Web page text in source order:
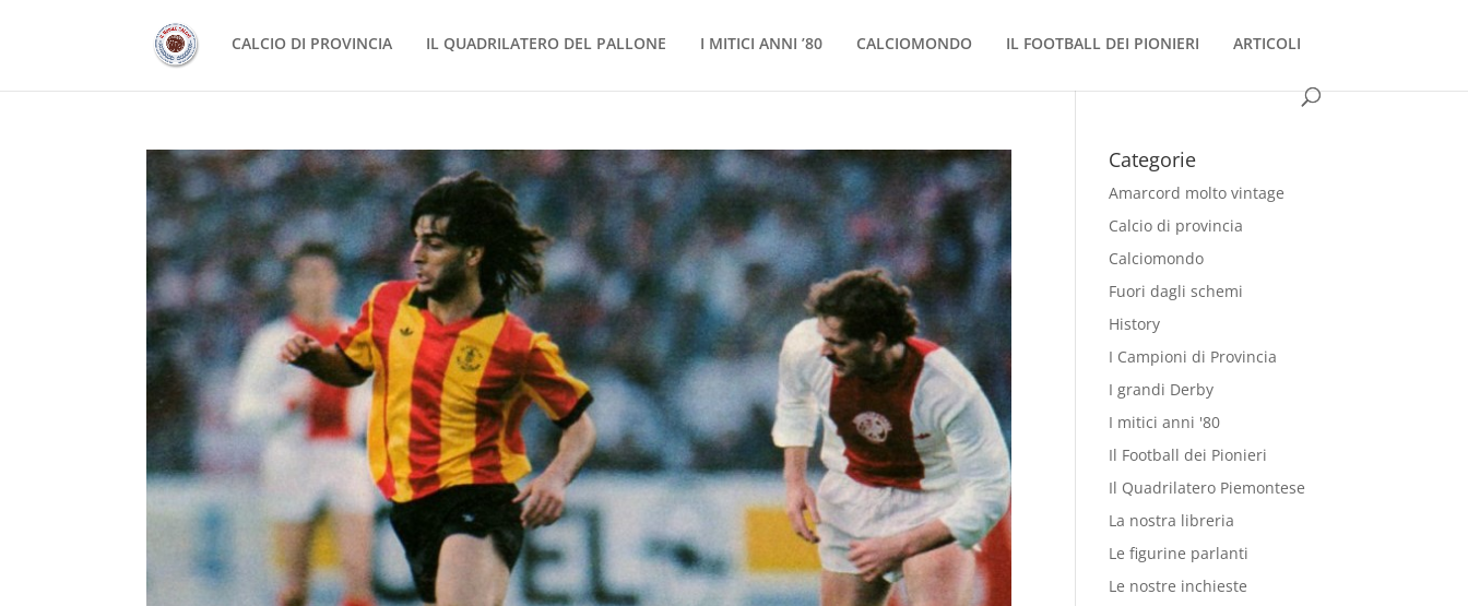
CALCIO DI PROVINCIA IL QUADRILATERO DEL PALLONE I MITICI ANNI ’80 CALCIOMONDO IL FOOTBALL DEI PIONIERI ARTICOLI
Categorie
Amarcord molto vintage
Calcio di provincia
Calciomondo
Fuori dagli schemi
History
I Campioni di Provincia
I grandi Derby
I mitici anni '80
Il Football dei Pionieri
Il Quadrilatero Piemontese
La nostra libreria
Le figurine parlanti
Le nostre inchieste